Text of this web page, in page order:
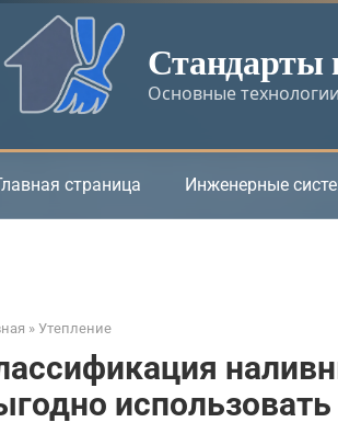
Стандарты
Основные
страница Инженерные
» Утепление